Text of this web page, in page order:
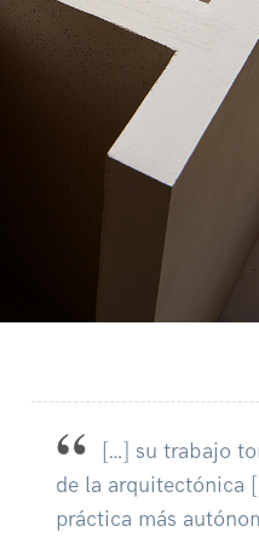
[…] su trabajo
de la arquitectónica
práctica más